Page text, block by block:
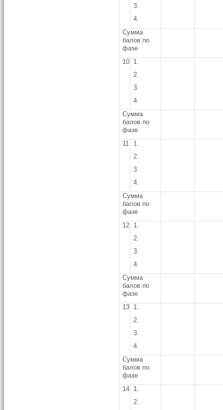
3.
4.
Сумма
балов по
фазе
10 1.
2.
3.
4.
Сумма
балов по
фазе
11
1.
2.
3.
4.
Сумма
балов по
фазе
12 1.
2.
3.
4.
Сумма
балов по
фазе
13 1.
2.
3.
4.
Сумма
балов по
фазе
14 1.
2.